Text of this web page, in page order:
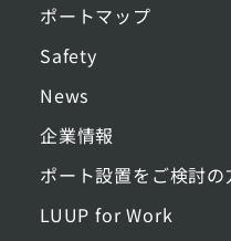
ポートマップ
Safety
News
企業情報
ポート設置をご検討の
LUUP for Work